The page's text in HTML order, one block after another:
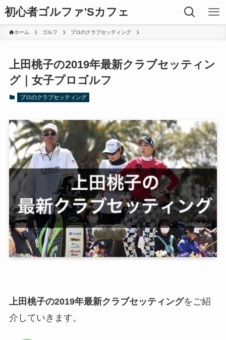
初心者ゴルファ'Sカフェ
ホーム ゴルフ プロのクラブセッティング
上田桃子の2019年最新クラブセッティン
グ｜女子プロゴルフ
プロのクラブセッティング
上田桃子の2019年最新クラブセッティングをご紹
介していきます。